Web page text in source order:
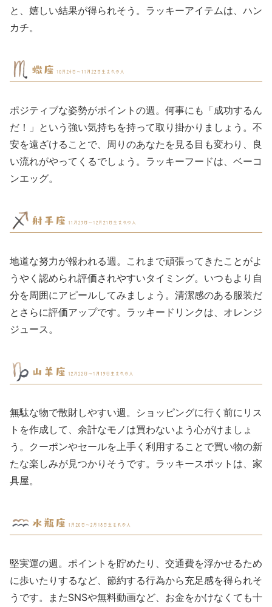
と、嬉しい結果が得られそう。ラッキーアイテムは、ハン
カチ。
ポジティブな姿勢がポイントの週。何事にも「成功するん
だ！」という強い気持ちを持って取り掛かりましょう。不
安を遠ざけることで、周りのあなたを見る目も変わり、良
い流れがやってくるでしょう。ラッキーフードは、ベーコ
ンエッグ。
地道な努力が報われる週。これまで頑張ってきたことがよ
うやく認められ評価されやすいタイミング。いつもより自
分を周囲にアピールしてみましょう。清潔感のある服装だ
とさらに評価アップです。ラッキードリンクは、オレンジ
ジュース。
無駄な物で散財しやすい週。ショッピングに行く前にリス
トを作成して、余計なモノは買わないよう心がけましょ
う。クーポンやセールを上手く利用することで買い物の新
たな楽しみが見つかりそうです。ラッキースポットは、家
具屋。
堅実運の週。ポイントを貯めたり、交通費を浮かせるため
に歩いたりするなど、節約する行為から充足感を得られそ
うです。またSNSや無料動画など、お金をかけなくても十